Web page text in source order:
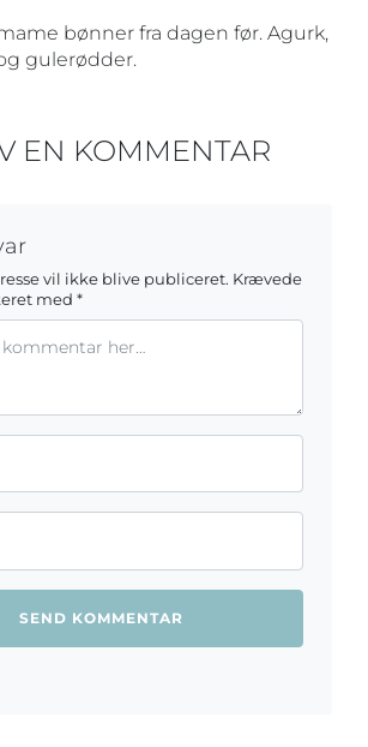
bønner fra dagen før. Agurk,
gulerødder.
EN KOMMENTAR
vil ikke blive publiceret. Krævede
med *